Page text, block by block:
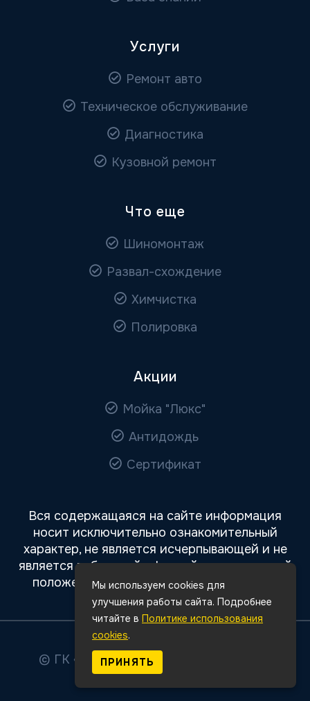
Услуги
Ремонт авто
Техническое обслуживание
Диагностика
Кузовной ремонт
Что еще
Шиномонтаж
Развал-схождение
Химчистка
Полировка
Акции
Мойка "Люкс"
Антидождь
Сертификат
Вся содержащаяся на сайте информация
носит исключительно ознакомительный
характер, не является исчерпывающей и не
является публичной офертой, определяемой
положениями статьи 437 Гражданского
кодекса РФ.
© ГК «Авто Премиум»
защищены.
Мы используем cookies для
улучшения работы сайта. Подробнее
читайте в Политике использования
cookies.
ПРИНЯТЬ